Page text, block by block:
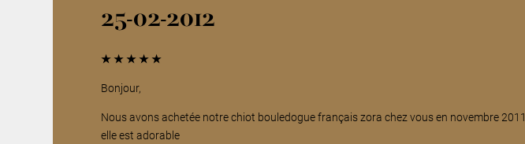
25-02-2012
★★★★★
Bonjour,
Nous avons achetée notre chiot bouledogue français zora chez vous en novembre 2011
elle est adorable